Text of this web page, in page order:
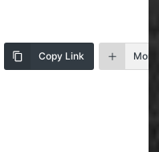
Copy Link More